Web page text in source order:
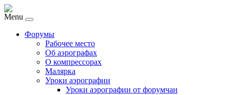
Menu
Форумы
Рабочее место
Об аэрографах
О компрессорах
Малярка
Уроки аэрографии
Уроки аэрографии от форумчан